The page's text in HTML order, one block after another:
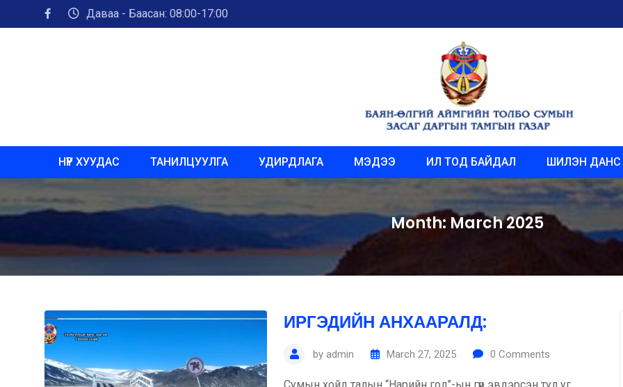
Даваа - Баасан: 08:00-17:00
НҮҮР ХУУДАС ТАНИЛЦУУЛГА УДИРДЛАГА МЭДЭЭ ИЛ ТОД БАЙДАЛ ШИЛЭН ДАНС
Month: March 2025
ИРГЭДИЙН АНХААРАЛД:
byadmin March 27, 2025 0 Comments